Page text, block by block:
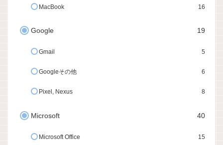
MacBook 16
Google 19
Gmail 5
Googleその他 6
Pixel, Nexus 8
Microsoft 40
Microsoft Office 15